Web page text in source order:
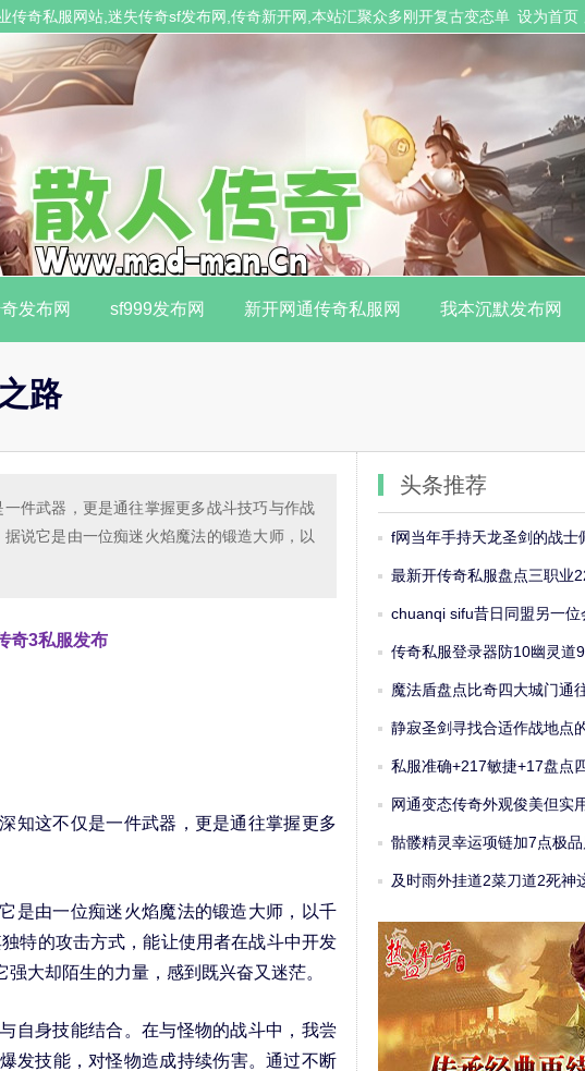
设为首页
奇私服网站,迷失传奇sf发布网,传奇新开网,本站汇聚众多刚开复古变态单
发布网 sf999发布网 新开网通传奇私服网 我本沉默发布网
路
件武器，更是通往掌握更多战斗技巧与作战
说它是由一位痴迷火焰魔法的锻造大师，以
奇3私服发布
这不仅是一件武器，更是通往掌握更多
由一位痴迷火焰魔法的锻造大师，以千
特的攻击方式，能让使用者在战斗中开发
大却陌生的力量，感到既兴奋又迷茫。
身技能结合。在与怪物的战斗中，我尝
发技能，对怪物造成持续伤害。通过不断
头条推荐
f网当年手持天龙圣剑的战士
最新开传奇私服盘点三职业
chuanqi sifu昔日同盟另一位
传奇私服登录器防10幽灵道
魔法盾盘点比奇四大城门通
静寂圣剑寻找合适作战地点
私服准确+217敏捷+17盘点
网通变态传奇外观俊美但实
骷髅精灵幸运项链加7点极
及时雨外挂道2菜刀道2死神